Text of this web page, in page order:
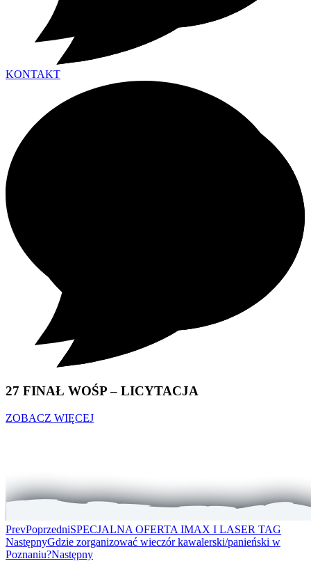
KONTAKT
27 FINAŁ WOŚP – LICYTACJA
ZOBACZ WIĘCEJ
PrevPoprzedniSPECJALNA OFERTA IMAX I LASER TAG
NastępnyGdzie zorganizować wieczór kawalerski/panieński w
Poznaniu?Następny